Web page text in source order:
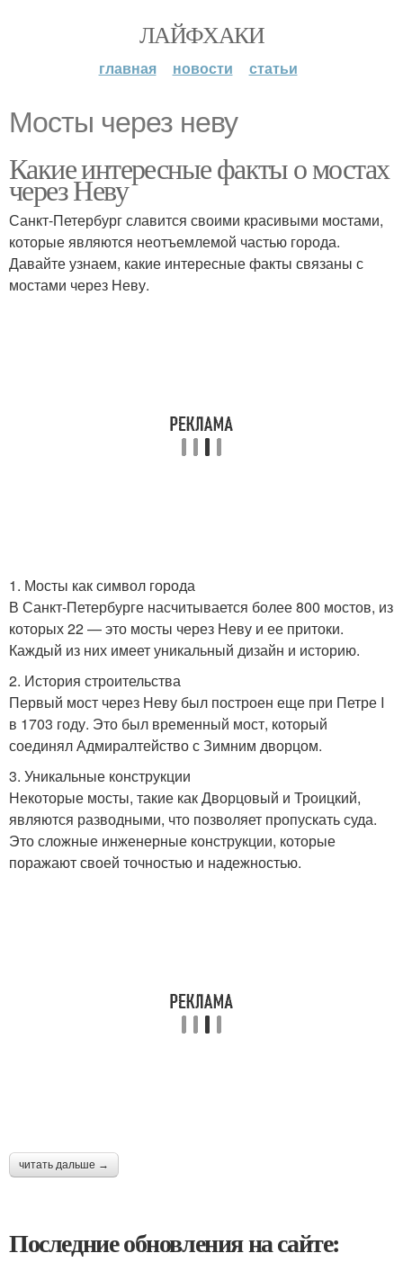
ЛАЙФХАКИ
главная новости статьи
Мосты через неву
Какие интересные факты о мостах
через Неву
Санкт-Петербург славится своими красивыми мостами,
которые являются неотъемлемой частью города.
Давайте узнаем, какие интересные факты связаны с
мостами через Неву.
1. Мосты как символ города
В Санкт-Петербурге насчитывается более 800 мостов, из
которых 22 — это мосты через Неву и ее притоки.
Каждый из них имеет уникальный дизайн и историю.
2. История строительства
Первый мост через Неву был построен еще при Петре I
в 1703 году. Это был временный мост, который
соединял Адмиралтейство с Зимним дворцом.
3. Уникальные конструкции
Некоторые мосты, такие как Дворцовый и Троицкий,
являются разводными, что позволяет пропускать суда.
Это сложные инженерные конструкции, которые
поражают своей точностью и надежностью.
читать дальше →
Последние обновления на сайте: